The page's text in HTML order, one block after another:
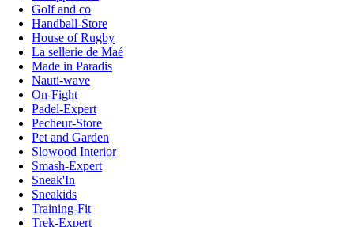
Golf and co
Handball-Store
House of Rugby
La sellerie de Maé
Made in Paradis
Nauti-wave
On-Fight
Padel-Expert
Pecheur-Store
Pet and Garden
Slowood Interior
Smash-Expert
Sneak'In
Sneakids
Training-Fit
Trek-Expert